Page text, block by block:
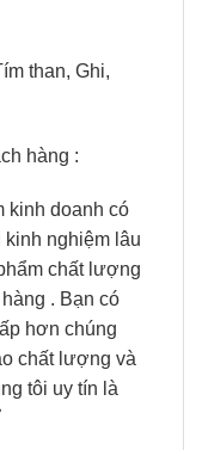
than, Ghi,
hàng :
kinh doanh có
nghiệm lâu
chất lượng
. Bạn có
hơn chúng
chất lượng và
tôi uy tín là